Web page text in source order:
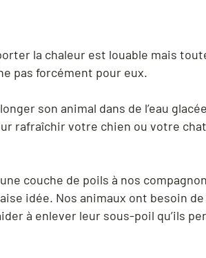
la chaleur est louable mais
pas forcément pour eux.
son animal dans de l’eau
rafraîchir votre chien ou votre
couche de poils à nos
idée. Nos animaux ont besoin
à enlever leur sous-poil qu’ils